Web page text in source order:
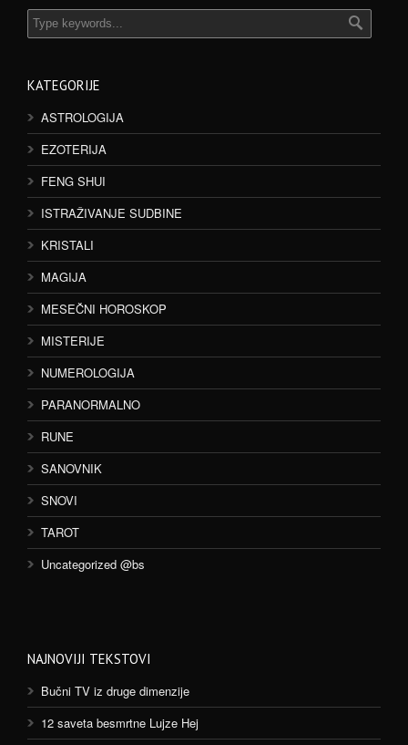
KATEGORIJE
ASTROLOGIJA
EZOTERIJA
FENG SHUI
ISTRAŽIVANJE SUDBINE
KRISTALI
MAGIJA
MESEČNI HOROSKOP
MISTERIJE
NUMEROLOGIJA
PARANORMALNO
RUNE
SANOVNIK
SNOVI
TAROT
Uncategorized @bs
NAJNOVIJI TEKSTOVI
Bučni TV iz druge dimenzije
12 saveta besmrtne Lujze Hej